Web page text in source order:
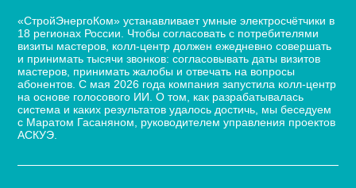
«СтройЭнергоКом» устанавливает умные электросчётчики в
18 регионах России. Чтобы согласовать с потребителями
визиты мастеров, колл-центр должен ежедневно совершать
и принимать тысячи звонков: согласовывать даты визитов
мастеров, принимать жалобы и отвечать на вопросы
абонентов. С мая 2026 года компания запустила колл-центр
на основе голосового ИИ. О том, как разрабатывалась
система и каких результатов удалось достичь, мы беседуем
с Маратом Гасаняном, руководителем управления проектов
АСКУЭ.